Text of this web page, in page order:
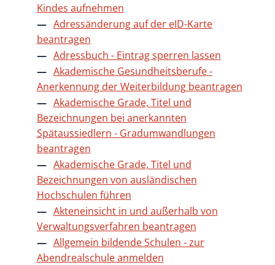
Kindes aufnehmen
Adressänderung auf der eID-Karte
beantragen
Adressbuch - Eintrag sperren lassen
Akademische Gesundheitsberufe -
Anerkennung der Weiterbildung beantragen
Akademische Grade, Titel und
Bezeichnungen bei anerkannten
Spätaussiedlern - Gradumwandlungen
beantragen
Akademische Grade, Titel und
Bezeichnungen von ausländischen
Hochschulen führen
Akteneinsicht in und außerhalb von
Verwaltungsverfahren beantragen
Allgemein bildende Schulen - zur
Abendrealschule anmelden